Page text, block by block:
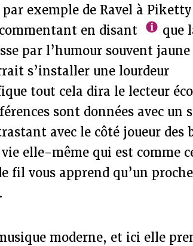
exemple de Ravel à
en disant
que
par l’humour souvent
s’installer une lourdeur
tout cela dira le lecteur
sont données avec un
avec le côté joueur des
elle-même qui est comme
fil vous apprend qu’un
moderne, et ici elle